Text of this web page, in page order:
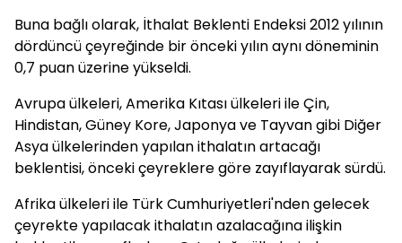
Buna bağlı olarak, İthalat Beklenti Endeksi 2012 yılının
dördüncü çeyreğinde bir önceki yılın aynı döneminin
0,7 puan üzerine yükseldi.
Avrupa ülkeleri, Amerika Kıtası ülkeleri ile Çin,
Hindistan, Güney Kore, Japonya ve Tayvan gibi Diğer
Asya ülkelerinden yapılan ithalatın artacağı
beklentisi, önceki çeyreklere göre zayıflayarak sürdü.
Afrika ülkeleri ile Türk Cumhuriyetleri'nden gelecek
çeyrekte yapılacak ithalatın azalacağına ilişkin